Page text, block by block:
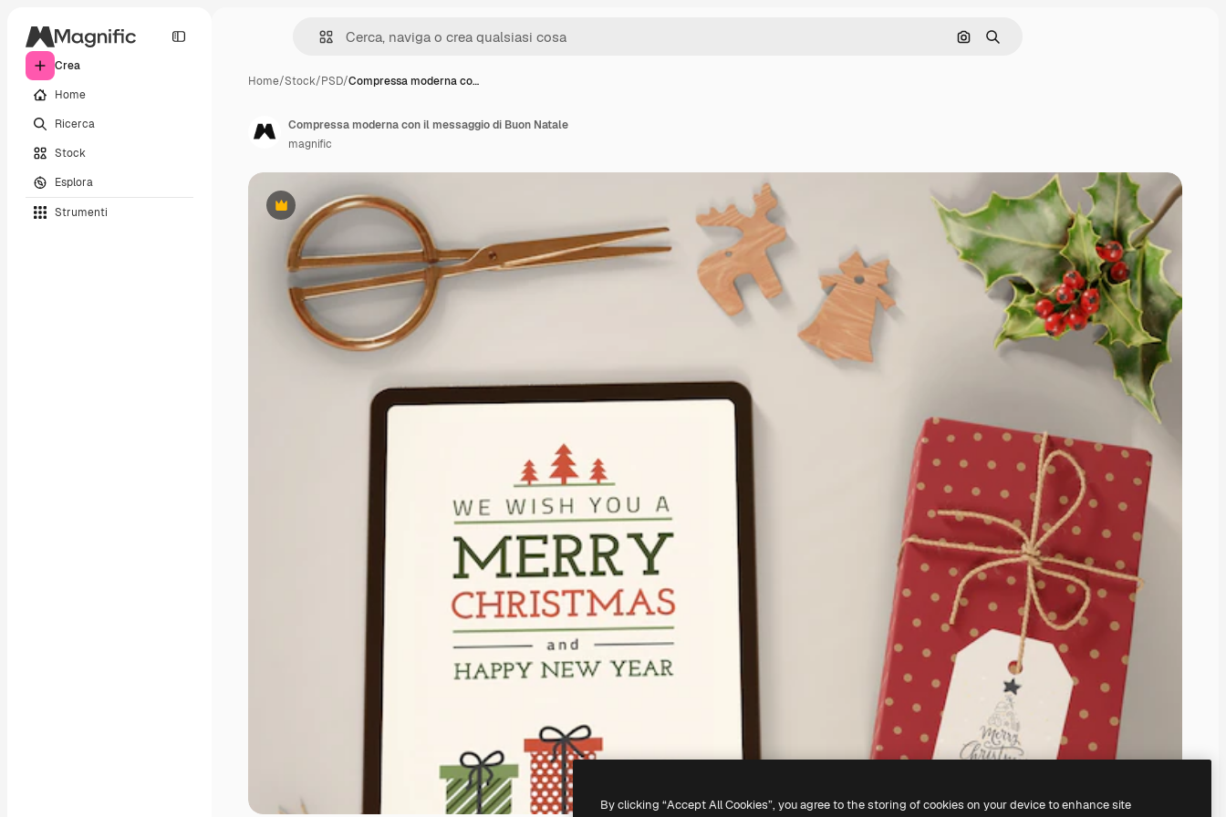
Crea
Home
Ricerca
Stock
Esplora
Strumenti
Cerca per immagine
Ricerca
Home/Stock/PSD/Compressa moderna co…
Premium
Compressa moderna con il messaggio di Buon Natale
magnific
By clicking “Accept All Cookies”, you agree to the storing of cookies on your device to enhance site